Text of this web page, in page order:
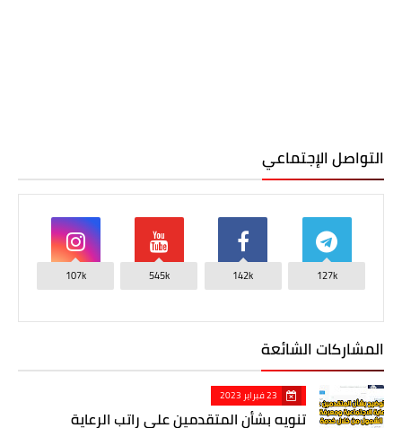
التواصل الإجتماعي
127k
142k
545k
107k
المشاركات الشائعة
23 فبراير 2023
تنويه بشأن المتقدمين على راتب الرعاية